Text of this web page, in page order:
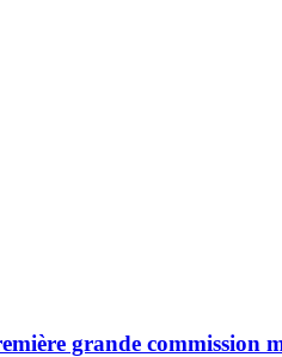
grande commission